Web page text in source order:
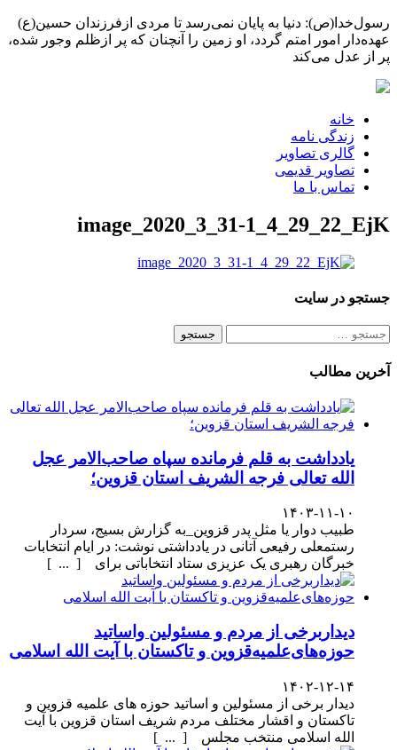
رسول‌خدا(ص): دنیا به پایان نمی‌رسد تا مردی ازفرزندان حسین(ع)
عهده‌دار امور امتم گردد، او زمین را آنچنان که پر ازظلم وجور شده،
پر از عدل می‌کند
خانه
زندگی نامه
گالری تصاویر
تصاویر قدیمی
تماس با ما
image_2020_3_31-1_4_29_22_EjK
جستجو در سایت
جستجو
آخرین مطالب
یادداشت به قلم فرمانده سپاه صاحب‌الامر عجل
الله تعالی فرجه الشریف استان قزوین؛
۱۴۰۳-۱۱-۱۰
طبیب دوار یا مثل پدر قزوین_به گزارش بسیج، سردار
رستمعلی رفیعی آتانی در یادداشتی نوشت: در ایام انتخابات
خبرگان رهبری یک عزیزی ستاد انتخاباتی برای [ ... ]
دیداربرخی از مردم و مسئولین واساتید
حوزه‌های‌علمیه‌قزوین و تاکستان با آیت الله اسلامی
۱۴۰۲-۱۲-۱۴
دیدار برخی از مسئولین و اساتید حوزه های علمیه قزوین و
تاکستان و اقشار مختلف مردم شریف استان قزوین با آیت
الله اسلامی منتخب مجلس [ ... ]